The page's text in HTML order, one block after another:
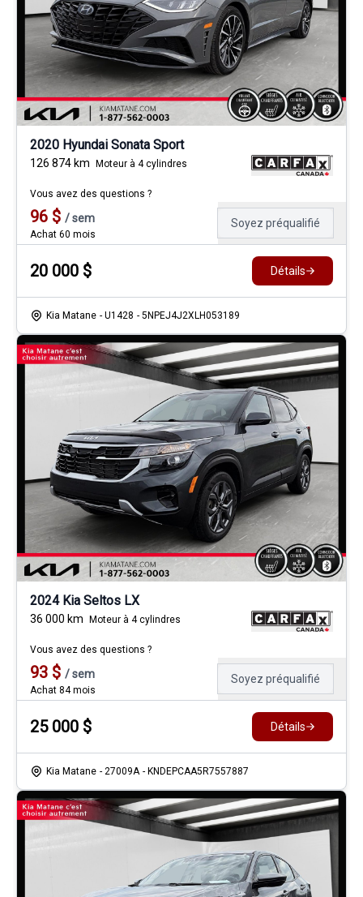
2020 Hyundai Sonata Sport
126 874 km Moteur à 4 cylindres
Vous avez des questions ?
96 $ /sem
Achat 60 mois
Soyez préqualifié
20 000 $ Détails
Kia Matane - U1428 - 5NPEJ4J2XLH053189
2024 Kia Seltos LX
36 000 km Moteur à 4 cylindres
Vous avez des questions ?
93 $ /sem
Achat 84 mois
Soyez préqualifié
25 000 $ Détails
Kia Matane - 27009A - KNDEPCAA5R7557887